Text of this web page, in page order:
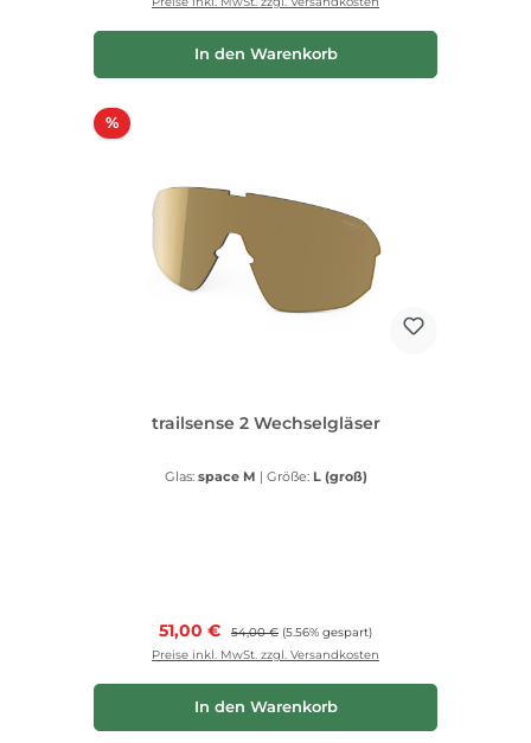
In den Warenkorb
%Rabatt
trailsense 2 Wechselgläser
Glas: space M | Größe: L (groß)
Verkaufspreis:
51,00 € Regulärer Preis:
54,00 € (5.56% gespart)
Preise inkl. MwSt. zzgl. Versandkosten
In den Warenkorb